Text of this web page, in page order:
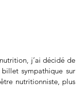
j’ai décidé de
sympathique sur
nutritionniste, plus